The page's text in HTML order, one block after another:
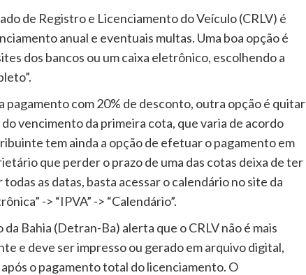
de Registro e Licenciamento do Veículo (CRLV) é
anual e eventuais multas. Uma boa opção é
dos bancos ou um caixa eletrônico, escolhendo a
pagamento com 20% de desconto, outra opção é quitar
vencimento da primeira cota, que varia de acordo
tem ainda a opção de efetuar o pagamento em
que perder o prazo de uma das cotas deixa de ter
as datas, basta acessar o calendário no site da
-> “IPVA” -> “Calendário”.
Bahia (Detran-Ba) alerta que o CRLV não é mais
e deve ser impresso ou gerado em arquivo digital,
o pagamento total do licenciamento. O